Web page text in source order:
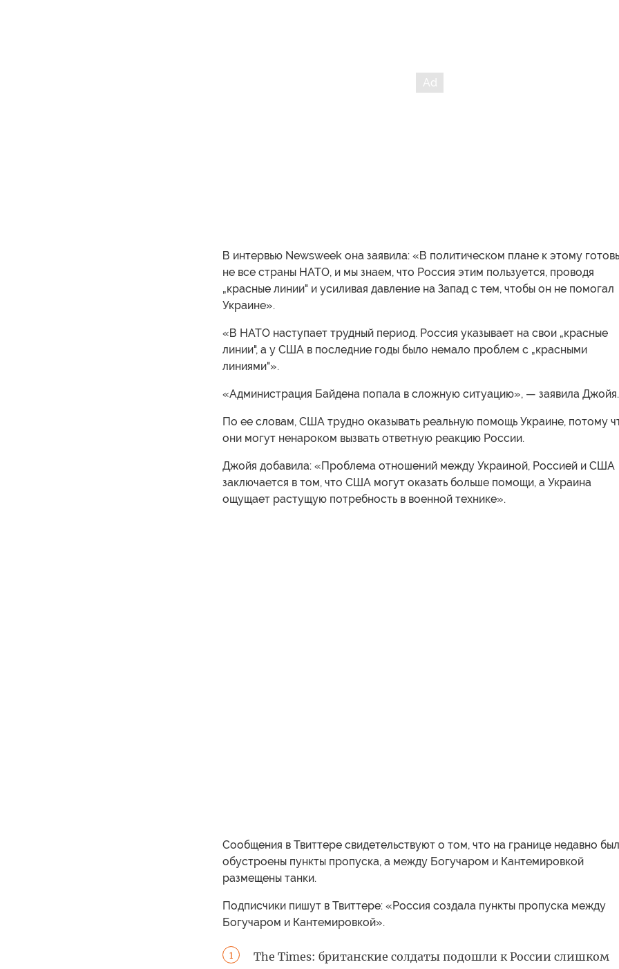
В интервью Newsweek она заявила: «В политическом плане к этому
не все страны НАТО, и мы знаем, что Россия этим пользуется, проводя
„красные линии" и усиливая давление на Запад с тем, чтобы он не помогал
Украине».
«В НАТО наступает трудный период. Россия указывает на свои „красные
линии", а у США в последние годы было немало проблем с „красными
линиями"».
«Администрация Байдена попала в сложную ситуацию», — заявила Джойя.
По ее словам, США трудно оказывать реальную помощь Украине, потому
они могут ненароком вызвать ответную реакцию России.
Джойя добавила: «Проблема отношений между Украиной, Россией и США
заключается в том, что США могут оказать больше помощи, а Украина
ощущает растущую потребность в военной технике».
Сообщения в Твиттере свидетельствуют о том, что на границе недавно
обустроены пункты пропуска, а между Богучаром и Кантемировкой
размещены танки.
Подписчики пишут в Твиттере: «Россия создала пункты пропуска между
Богучаром и Кантемировкой».
1
The Times: британские солдаты подошли к России слишком